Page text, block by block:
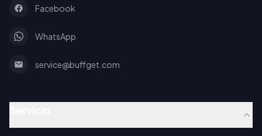
Facebook
WhatsApp
service@buffget.com